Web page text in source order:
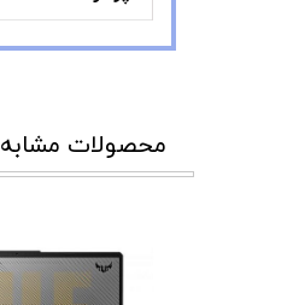
محصولات مشابه